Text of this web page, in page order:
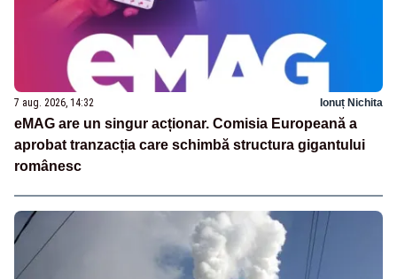
7 aug. 2026, 14:32 Ionuț Nichita
eMAG are un singur acționar. Comisia Europeană a
aprobat tranzacția care schimbă structura gigantului
românesc